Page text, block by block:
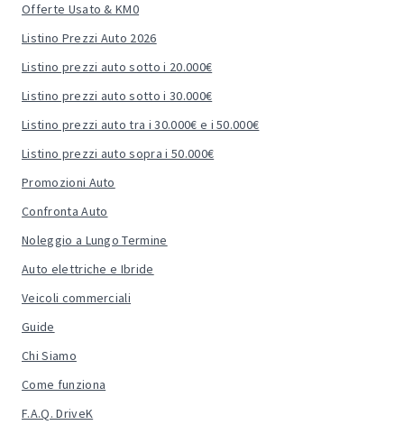
Offerte Usato & KM0
Listino Prezzi Auto 2026
Listino prezzi auto sotto i 20.000€
Listino prezzi auto sotto i 30.000€
Listino prezzi auto tra i 30.000€ e i 50.000€
Listino prezzi auto sopra i 50.000€
Promozioni Auto
Confronta Auto
Noleggio a Lungo Termine
Auto elettriche e Ibride
Veicoli commerciali
Guide
Chi Siamo
Come funziona
F.A.Q. DriveK